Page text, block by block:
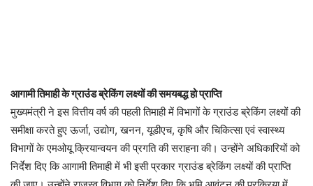
आगामी तिमाही के ग्राउंड ब्रेकिंग लक्ष्यों की समयबद्ध हो प्राप्ति
मुख्यमंत्री ने इस वित्तीय वर्ष की पहली तिमाही में विभागों के ग्राउंड ब्रेकिंग लक्ष्यों की
समीक्षा करते हुए ऊर्जा, उद्योग, खनन, यूडीएच, कृषि और चिकित्सा एवं स्वास्थ्य
विभागों के एमओयू क्रियान्वयन की प्रगति की सराहना की। उन्होंने अधिकारियों को
निर्देश दिए कि आगामी तिमाही में भी इसी प्रकार ग्राउंड ब्रेकिंग लक्ष्यों की प्राप्ति